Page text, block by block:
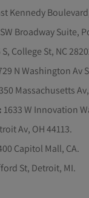
Kennedy
Broadway Suite,
S, College St, NC
N Washington Av
Massachusetts
1633 W Innovation
Av, OH 44113.
Capitol Mall, CA.
St, Detroit, MI.